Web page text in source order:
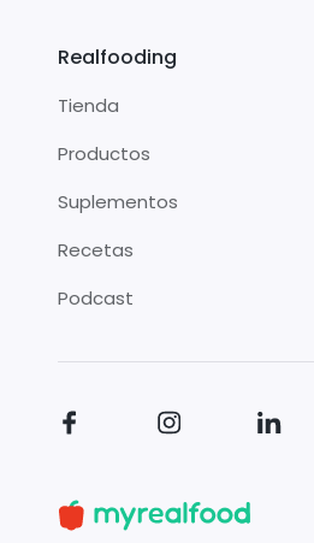
Realfooding
Tienda
Productos
Suplementos
Recetas
Podcast